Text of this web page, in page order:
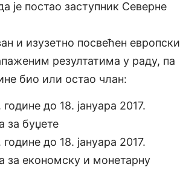
је постао заступник Северне
и изузетно посвећен европски
резултатима у раду, па
био или остао члан:
године до 18. јануара 2017.
за буџете
године до 18. јануара 2017.
за економску и монетарну